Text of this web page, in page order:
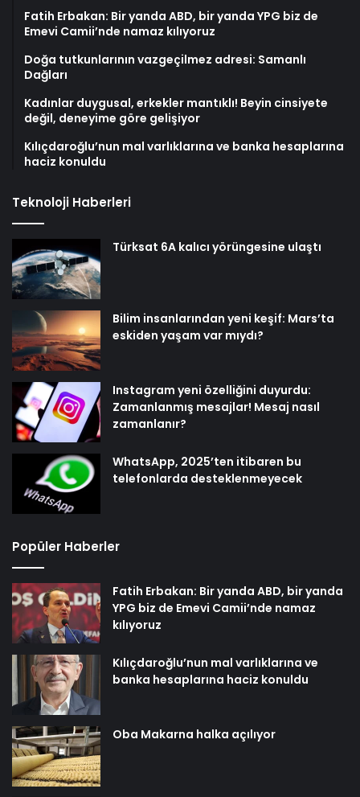
Fatih Erbakan: Bir yanda ABD, bir yanda YPG biz de
Emevi Camii’nde namaz kılıyoruz
Doğa tutkunlarının vazgeçilmez adresi: Samanlı
Dağları
Kadınlar duygusal, erkekler mantıklı! Beyin cinsiyete
değil, deneyime göre gelişiyor
Kılıçdaroğlu’nun mal varlıklarına ve banka hesaplarına
haciz konuldu
Teknoloji Haberleri
Türksat 6A kalıcı yörüngesine ulaştı
Bilim insanlarından yeni keşif: Mars’ta
eskiden yaşam var mıydı?
Instagram yeni özelliğini duyurdu:
Zamanlanmış mesajlar! Mesaj nasıl
zamanlanır?
WhatsApp, 2025’ten itibaren bu
telefonlarda desteklenmeyecek
Popüler Haberler
Fatih Erbakan: Bir yanda ABD, bir yanda
YPG biz de Emevi Camii’nde namaz
kılıyoruz
Kılıçdaroğlu’nun mal varlıklarına ve
banka hesaplarına haciz konuldu
Oba Makarna halka açılıyor